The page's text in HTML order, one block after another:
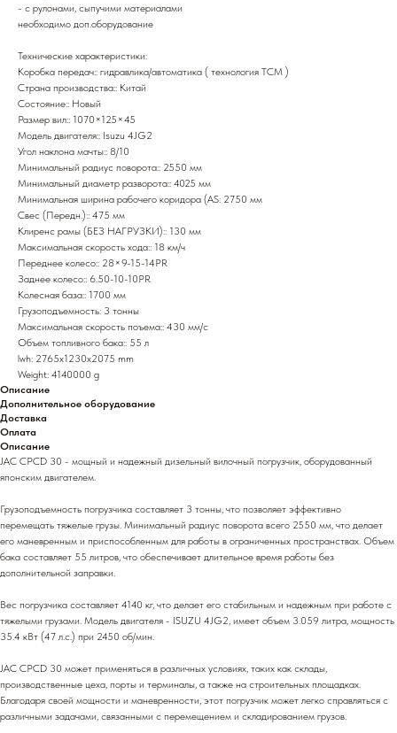
- с рулонами, сыпучими материалами
необходимо доп.оборудование
Технические характеристики:
Коробка передач:: гидравлика/автоматика ( технология TCM )
Страна производства:: Китай
Состояние:: Новый
Размер вил:: 1070×125×45
Модель двигателя:: Isuzu 4JG2
Угол наклона мачты:: 8/10
Минимальный радиус поворота:: 2550 мм
Минимальный диаметр разворота:: 4025 мм
Минимальная ширина рабочего коридора (AS: 2750 мм
Свес (Передн.):: 475 мм
Клиренс рамы (БЕЗ НАГРУЗКИ):: 130 мм
Максимальная скорость хода:: 18 км/ч
Переднее колесо:: 28×9-15-14PR
Заднее колесо:: 6.50-10-10PR
Колесная база:: 1700 мм
Грузоподъемность: 3 тонны
Максимальная скорость поъема:: 430 мм/с
Объем топливного бака:: 55 л
lwh: 2765x1230x2075 mm
Weight: 4140000 g
Описание
Дополнительное оборудование
Доставка
Оплата
Описание
JAC CPCD 30 - мощный и надежный дизельный вилочный погрузчик, оборудованный
японским двигателем.
Грузоподъемность погрузчика составляет 3 тонны, что позволяет эффективно
перемещать тяжелые грузы. Минимальный радиус поворота всего 2550 мм, что делает
его маневренным и приспособленным для работы в ограниченных пространствах. Объем
бака составляет 55 литров, что обеспечивает длительное время работы без
дополнительной заправки.
Вес погрузчика составляет 4140 кг, что делает его стабильным и надежным при работе с
тяжелыми грузами. Модель двигателя - ISUZU 4JG2, имеет объем 3.059 литра, мощность
35.4 кВт (47 л.с.) при 2450 об/мин.
JAC CPCD 30 может применяться в различных условиях, таких как склады,
производственные цеха, порты и терминалы, а также на строительных площадках.
Благодаря своей мощности и маневренности, этот погрузчик может легко справляться с
различными задачами, связанными с перемещением и складированием грузов.